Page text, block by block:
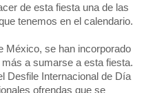
de esta fiesta una de las
tenemos en el calendario.
México, se han incorporado
a sumarse a esta fiesta.
Desfile Internacional de Día
ofrendas que se